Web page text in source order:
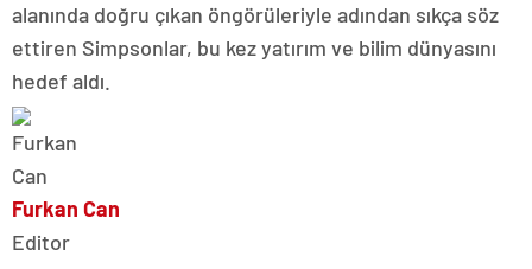
alanında doğru çıkan öngörüleriyle adından sıkça söz
ettiren Simpsonlar, bu kez yatırım ve bilim dünyasını
hedef aldı.
Furkan Can
Editor